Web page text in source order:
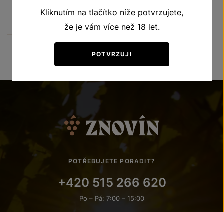
Šarže 1461
Kč
POTŘEBUJETE PORADIT?
+420 515 266 620
Po – Pá: 7:00 – 15:00
Kliknutím na tlačítko níže potvrzujete,
že je vám více než 18 let.
POTVRZUJI